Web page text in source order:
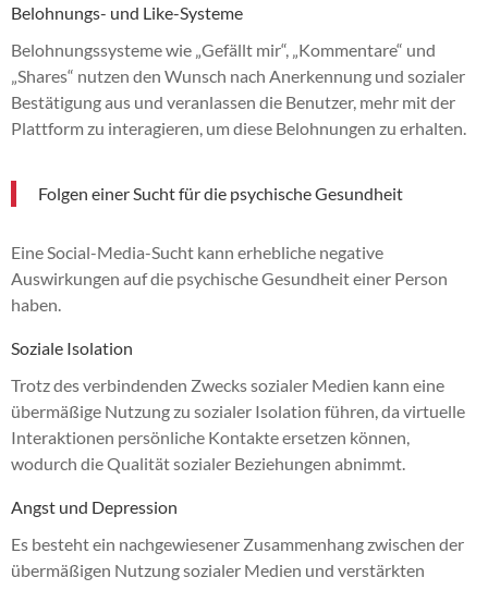
Belohnungs- und Like-Systeme
Belohnungssysteme wie „Gefällt mir“, „Kommentare“ und
„Shares“ nutzen den Wunsch nach Anerkennung und sozialer
Bestätigung aus und veranlassen die Benutzer, mehr mit der
Plattform zu interagieren, um diese Belohnungen zu erhalten.
Folgen einer Sucht für die psychische Gesundheit
Eine Social-Media-Sucht kann erhebliche negative
Auswirkungen auf die psychische Gesundheit einer Person
haben.
Soziale Isolation
Trotz des verbindenden Zwecks sozialer Medien kann eine
übermäßige Nutzung zu sozialer Isolation führen, da virtuelle
Interaktionen persönliche Kontakte ersetzen können,
wodurch die Qualität sozialer Beziehungen abnimmt.
Angst und Depression
Es besteht ein nachgewiesener Zusammenhang zwischen der
übermäßigen Nutzung sozialer Medien und verstärkten